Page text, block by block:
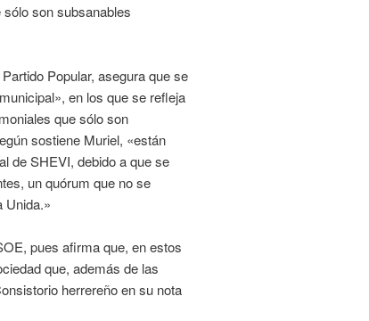
son subsanables
Popular, asegura que se
en los que se refleja
que sólo son
sostiene Muriel, «están
de SHEVI, debido a que se
un quórum que no se
Unida.»
pues afirma que, en estos
que, además de las
herrereño en su nota